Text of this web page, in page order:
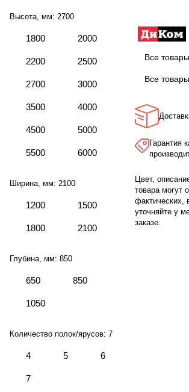
Высота, мм: 2700
1800 2000
2200 2500
2700 3000
3500 4000
4500 5000
5500 6000
Ширина, мм: 2100
1200 1500
1800 2100
Глубина, мм: 850
650 850
1050
Количество полок/ярусов: 7
4 5 6
7
Все
Все
Гарантия
Цвет,
товара могут
фактических,
уточняйте у
заказе.